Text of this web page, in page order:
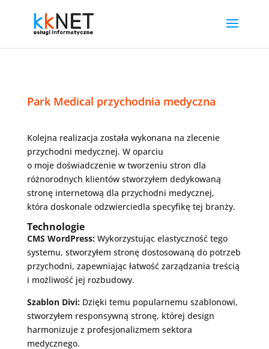
Park Medical przychodnia medyczna
Kolejna realizacja została wykonana na zlecenie
przychodni medycznej. W oparciu
o moje doświadczenie w tworzeniu stron dla
różnorodnych klientów stworzyłem dedykowaną
stronę internetową dla przychodni medycznej,
która doskonale odzwierciedla specyfikę tej branży.
Technologie
CMS WordPress:Wykorzystując elastyczność tego
systemu, stworzyłem stronę dostosowaną do potrzeb
przychodni, zapewniając łatwość zarządzania treścią
i możliwość jej rozbudowy.
Szablon Divi:Dzięki temu popularnemu szablonowi,
stworzyłem responsywną stronę, której design
harmonizuje z profesjonalizmem sektora
medycznego.